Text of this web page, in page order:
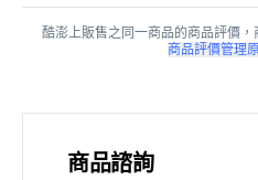
酷澎上販售之同一商品的商品評價，
商品評價管理
商品諮詢